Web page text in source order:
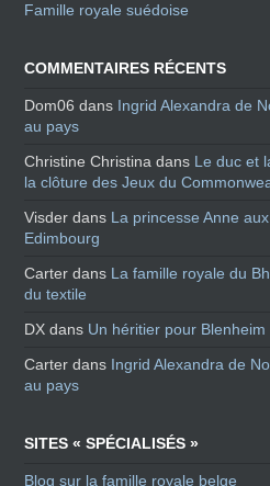
Famille royale suédoise
COMMENTAIRES RÉCENTS
Dom06 dans Ingrid Alexandra de
au pays
Christine Christina dans Le duc et
la clôture des Jeux du
Visder dans La princesse Anne
Edimbourg
Carter dans La famille royale du
du textile
DX dans Un héritier pour Blenheim
Carter dans Ingrid Alexandra de
au pays
SITES « SPÉCIALISÉS »
Blog sur la famille royale belge